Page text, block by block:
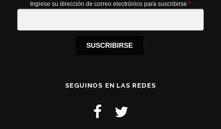
Ingrese su dirección de correo electrónico para suscribirse *
SUSCRIBIRSE
SEGUINOS EN LAS REDES